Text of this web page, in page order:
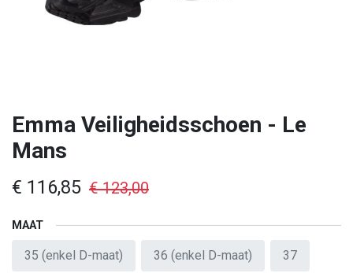
Emma Veiligheidsschoen - Le
Mans
€ 116,85 €123,00
MAAT
35 (enkel D-maat) 36 (enkel D-maat) 37